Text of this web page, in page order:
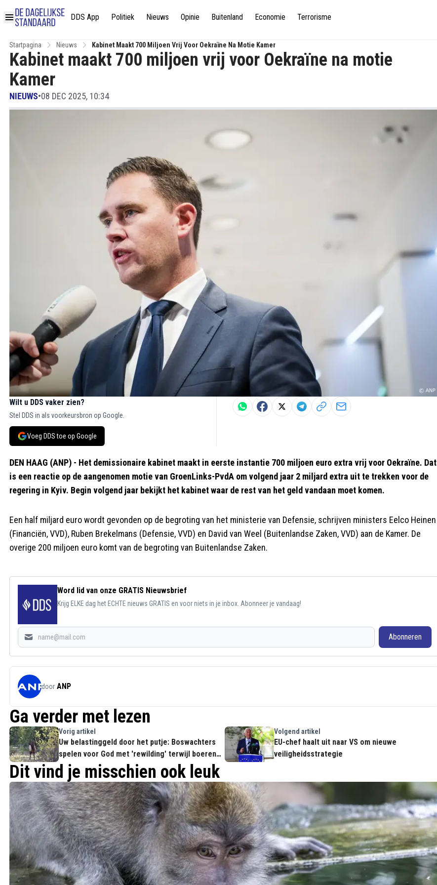
DDS App Politiek Nieuws Opinie Buitenland Economie Terrorisme
Startpagina Nieuws Kabinet Maakt 700 Miljoen Vrij Voor Oekraïne Na Motie Kamer
Kabinet maakt 700 miljoen vrij voor Oekraïne na motie
Kamer
NIEUWS•08 DEC 2025, 10:34
Wilt u DDS vaker zien?
Stel DDS in als voorkeursbron op Google.
Voeg DDS toe op Google
DEN HAAG (ANP) - Het demissionaire kabinet maakt in eerste instantie 700 miljoen euro extra vrij voor Oekraïne. Dat
is een reactie op de aangenomen motie van GroenLinks-PvdA om volgend jaar 2 miljard extra uit te trekken voor de
regering in Kyiv. Begin volgend jaar bekijkt het kabinet waar de rest van het geld vandaan moet komen.
Een half miljard euro wordt gevonden op de begroting van het ministerie van Defensie, schrijven ministers Eelco Heinen
(Financiën, VVD), Ruben Brekelmans (Defensie, VVD) en David van Weel (Buitenlandse Zaken, VVD) aan de Kamer. De
overige 200 miljoen euro komt van de begroting van Buitenlandse Zaken.
Word lid van onze GRATIS Nieuwsbrief
Krijg ELKE dag het ECHTE nieuws GRATIS en voor niets in je inbox. Abonneer je vandaag!
Abonneren
door ANP
Ga verder met lezen
Vorig artikel
Uw belastinggeld door het putje: Boswachters
spelen voor God met 'rewilding' terwijl boeren
moeten wijken
Volgend artikel
EU-chef haalt uit naar VS om nieuwe
veiligheidsstrategie
Dit vind je misschien ook leuk